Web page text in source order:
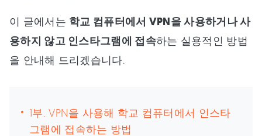
이 글에서는 학교 컴퓨터에서 VPN을 사용하거나 사
용하지 않고 인스타그램에 접속하는 실용적인 방법
을 안내해 드리겠습니다.
1부. VPN을 사용해 학교 컴퓨터에서 인스타
그램에 접속하는 방법